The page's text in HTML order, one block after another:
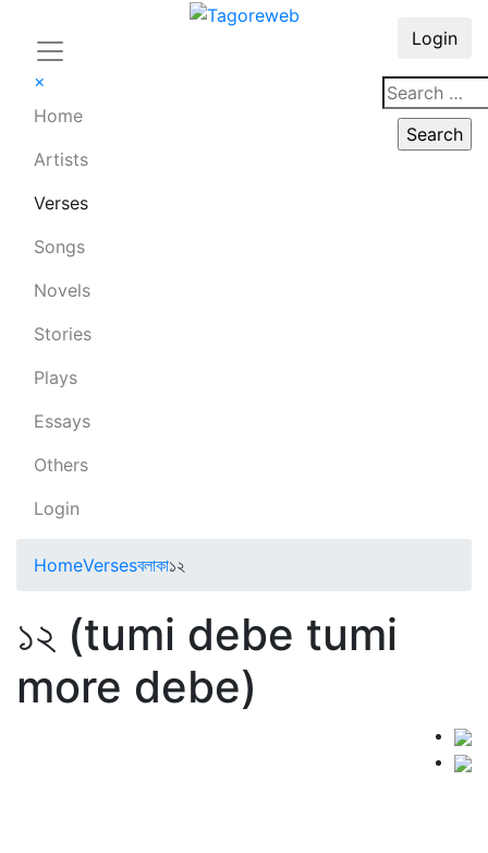
×
Home
Artists
Verses
Songs
Novels
Stories
Plays
Essays
Others
Login
Login
HomeVersesবলাকা১২
১২ (tumi debe tumi
more debe)